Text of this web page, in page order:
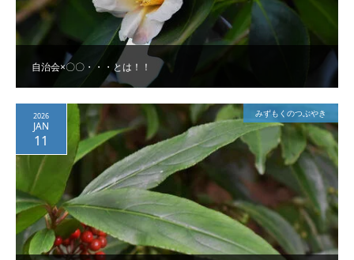
自治会×〇〇・・・とは！！
2026
JAN
11
みずもくのつぶやき